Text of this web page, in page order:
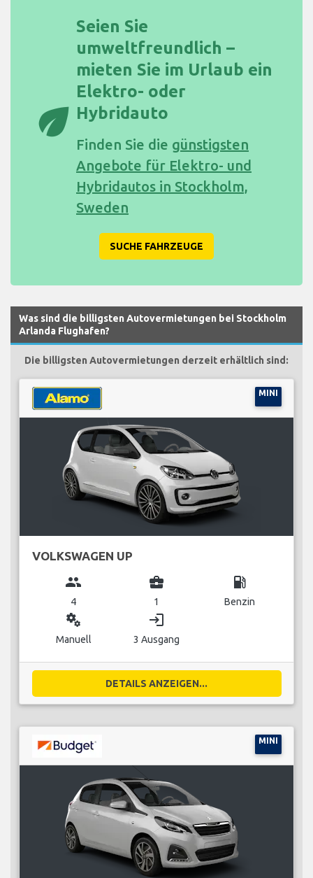
eco
Seien Sie
umweltfreundlich –
mieten Sie im Urlaub ein
Elektro- oder
Hybridauto
Finden Sie die günstigsten
Angebote für Elektro- und
Hybridautos in Stockholm,
Sweden
SUCHE FAHRZEUGE
Was sind die billigsten Autovermietungen bei Stockholm
Arlanda Flughafen?
Die billigsten Autovermietungen derzeit erhältlich sind:
MINI
VOLKSWAGEN UP
group
4
business_center
1
local_gas_station
Benzin
miscellaneous_services
Manuell
login
3 Ausgang
DETAILS ANZEIGEN...
MINI